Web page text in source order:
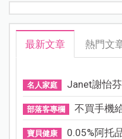
最新文章 熱門文
名人家庭 Janet謝怡
部落客專欄 不買手機
寶貝健康 0.05%阿托